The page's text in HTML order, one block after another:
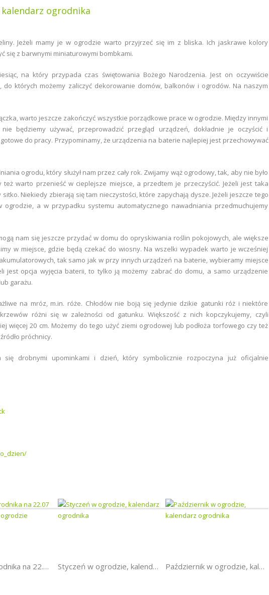
kalendarz ogrodnika
Jeżeli mamy je w ogrodzie warto przyjrzeć się im z bliska. Ich jaskrawe kolory
się z barwnymi miniaturowymi bombkami.
na który przypada czas świętowania Bożego Narodzenia. Jest on oczywiście
których możemy zaliczyć dekorowanie domów, balkonów i ogrodów. Na naszym
warto jeszcze zakończyć wszystkie porządkowe prace w ogrodzie. Między innymi
będziemy używać, przeprowadzić przegląd urządzeń, dokładnie je oczyścić i
do pracy. Przypominamy, że urządzenia na baterie najlepiej jest przechowywać
ogrodu, który służył nam przez cały rok. Zwijamy wąż ogrodowy, tak, aby nie było
warto przenieść w cieplejsze miejsce, a przedtem je przeczyścić. Jeżeli jest taka
Niekiedy zbierają się tam nieczystości, które zapychają dysze. Jeżeli jeszcze tego
a w przypadku systemu automatycznego nawadniania przedmuchujemy
nam się jeszcze przydać w domu do opryskiwania roślin pokojowych, ale większe
w miejsce, gdzie będą czekać do wiosny. Na wszelki wypadek warto je wcześniej
tak samo jak w przy innych urządzeń na baterie, wybieramy miejsce
jest opcja wyjęcia baterii, to tylko ją możemy zabrać do domu, a samo urządzenie
garażu.
na mróz, m.in. róże. Chłodów nie boją się jedynie dzikie gatunki róż i niektóre
różni się w zależności od gatunku. Większość z nich kopczykujemy, czyli
więcej 20 cm. Możemy do tego użyć ziemi ogrodowej lub podłoża torfowego czy też
próchnicy.
drobnymi upominkami i dzień, który symbolicznie rozpoczyna już oficjalnie
Kalendarz ogrodnika na 22.07 – 28.07 – lipiec w ogrodzie Styczeń w ogrodzie, kalendarz ogrodnika Październik w ogrodzie, kalendarz ogrodnika